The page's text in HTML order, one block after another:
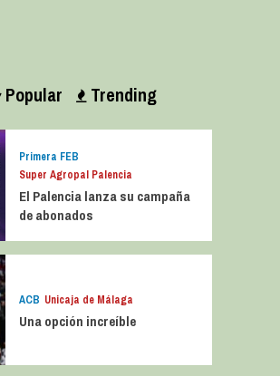
Popular Trending
Primera FEB
Super Agropal Palencia
El Palencia lanza su campaña
de abonados
ACB Unicaja de Málaga
Una opción increíble